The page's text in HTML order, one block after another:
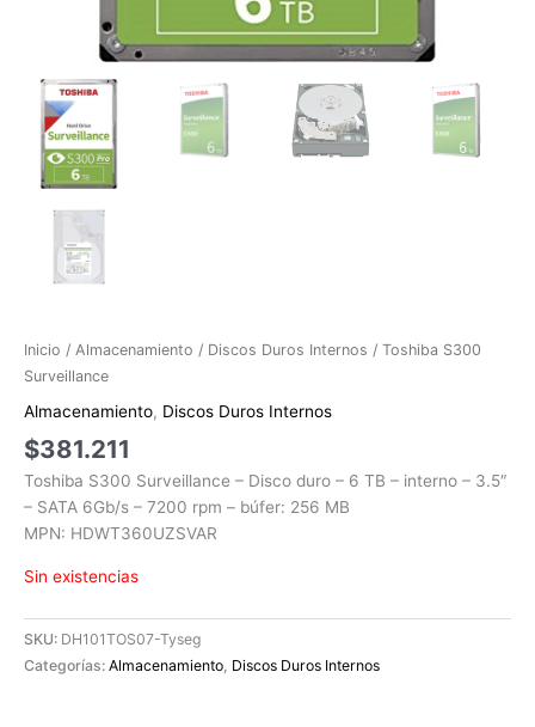
Inicio / Almacenamiento / Discos Duros Internos / Toshiba S300
Surveillance
Almacenamiento, Discos Duros Internos
$381.211
Toshiba S300 Surveillance – Disco duro – 6 TB – interno – 3.5″
– SATA 6Gb/s – 7200 rpm – búfer: 256 MB
MPN: HDWT360UZSVAR
Sin existencias
SKU: DH101TOS07-Tyseg
Categorías: Almacenamiento Discos Duros Internos